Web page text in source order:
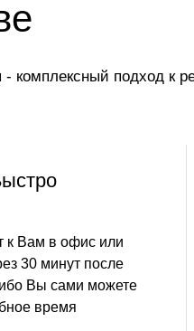
наушников (гарнитуры)
отпечатка
SIM
динамика
комплексный подход к
к Вам в офис или
30 минут после
Вы сами можете
время